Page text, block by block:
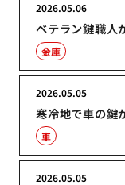
ベテラン鍵職人
2026.05.06
金庫
寒冷地で車の鍵
2026.05.05
車
2026.05.05